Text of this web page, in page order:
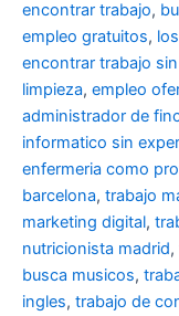
encontrar trabajo,
empleo gratuitos,
encontrar trabajo
limpieza, empleo
administrador de
informatico sin
enfermeria como
barcelona, trabajo
marketing digital,
nutricionista madrid,
busca musicos,
ingles, trabajo de